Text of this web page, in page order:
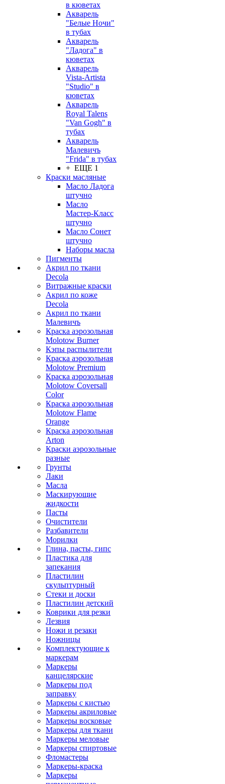
в кюветах
Акварель
"Белые Ночи"
в тубах
Акварель
"Ладога" в
кюветах
Акварель
Vista-Artista
"Studio" в
кюветах
Акварель
Royal Talens
"Van Gogh" в
тубах
Акварель
Малевичъ
"Frida" в тубах
+ ЕЩЕ 1
Краски масляные
Масло Ладога
штучно
Масло
Мастер-Класс
штучно
Масло Сонет
штучно
Наборы масла
Пигменты
Акрил по ткани
Decola
Витражные краски
Акрил по коже
Decola
Акрил по ткани
Малевичъ
Краска аэрозольная
Molotow Burner
Кэпы распылители
Краска аэрозольная
Molotow Premium
Краска аэрозольная
Molotow Coversall
Color
Краска аэрозольная
Molotow Flame
Orange
Краска аэрозольная
Arton
Краски аэрозольные
разные
Грунты
Лаки
Масла
Маскирующие
жидкости
Пасты
Очистители
Разбавители
Морилки
Глина, пасты, гипс
Пластика для
запекания
Пластилин
скульптурный
Стеки и доски
Пластилин детский
Коврики для резки
Лезвия
Ножи и резаки
Ножницы
Комплектующие к
маркерам
Маркеры
канцелярские
Маркеры под
заправку
Маркеры с кистью
Маркеры акриловые
Маркеры восковые
Маркеры для ткани
Маркеры меловые
Маркеры спиртовые
Фломастеры
Маркеры-краска
Маркеры